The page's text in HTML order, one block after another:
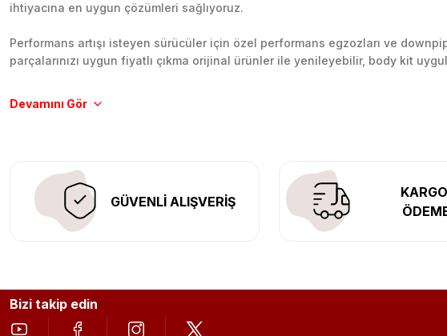
ihtiyacına en uygun çözümleri sağlıyoruz.
Performans artışı isteyen sürücüler için özel performans egzozları ve
parçalarınızı uygun fiyatlı çıkma orijinal ürünler ile yenileyebilir, body kit
Tüm ürünlerimiz orijinal, dayanıklı ve uzun ömürlüdür. İstanbul’daki montaj
GÜVENLİ ALIŞVERİŞ
Bizi takip edin